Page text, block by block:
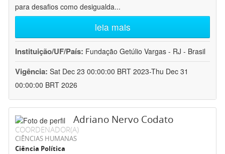
para desafios como desigualda...
leia mais
Instituição/UF/País: Fundação Getúlio Vargas - RJ - Brasil
Vigência: Sat Dec 23 00:00:00 BRT 2023-Thu Dec 31
00:00:00 BRT 2026
Adriano Nervo Codato
COORDENADOR(A)
CIÊNCIAS HUMANAS
Ciência Política